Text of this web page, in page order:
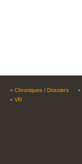
Chroniques / Dossiers
VR